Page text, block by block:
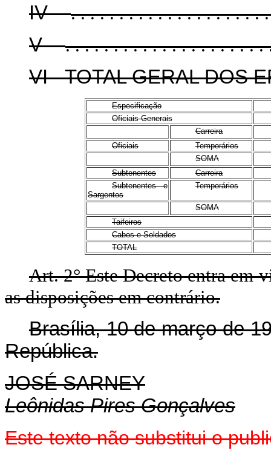
IV -. . . . . . . . . . . . . . . . . . .
V -. . . . . . . . . . . . . . . . . . . .
VI - TOTAL GERAL DOS
Especificação
Oficiais-Generais
Carreira
Oficiais
Temporários
SOMA
Subtenentes
Carreira
Subtenentes e
Sargentos
Temporários
SOMA
Taifeiros
Cabos e Soldados
TOTAL
Art.2° Este Decreto entra em
as disposições em contrário.
Brasília, 10 de março de
República.
JOSÉ SARNEY
Leônidas Pires Gonçalves
Este texto não substitui o